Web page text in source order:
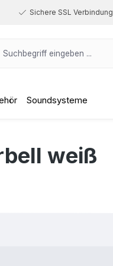
Sichere SSL Verbindung
Soundsysteme
weiß